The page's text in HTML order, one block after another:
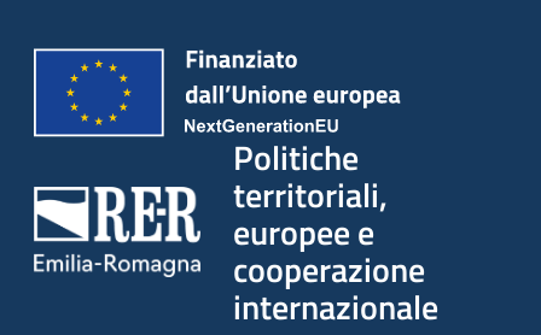
Politiche
territoriali,
europee e
cooperazione
internazionale